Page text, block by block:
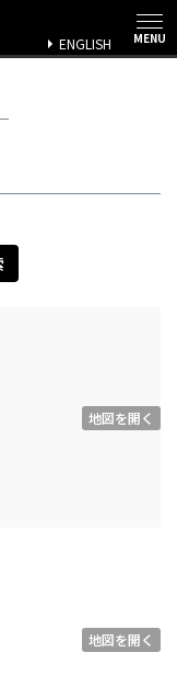
ENGLISH
地図を開く
地図を開く